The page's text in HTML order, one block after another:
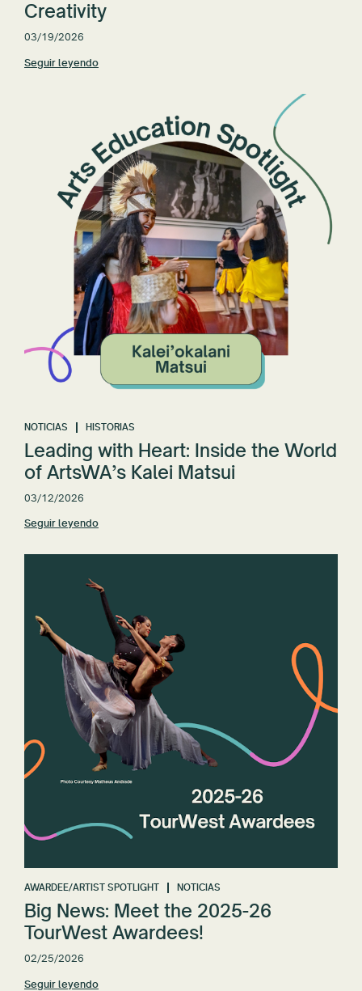
Creativity
03/19/2026
Seguir leyendo
NOTICIAS HISTORIAS
Leading with Heart: Inside the World
of ArtsWA’s Kalei Matsui
03/12/2026
Seguir leyendo
AWARDEE/ARTIST SPOTLIGHT NOTICIAS
Big News: Meet the 2025-26
TourWest Awardees!
02/25/2026
Seguir leyendo